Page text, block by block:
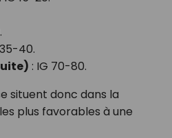
40.
: IG 70-80.
situent donc dans la
plus favorables à une